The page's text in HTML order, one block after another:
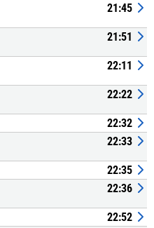
21:45
21:51
22:11
22:22
22:32
22:33
22:35
22:36
22:52